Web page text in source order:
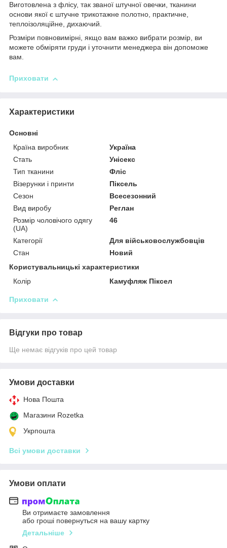
Виготовлена з флісу, так званої штучної овечки, тканини
основи якої є штучне трикотажне полотно, практичне,
теплоізоляційне, дихаючий.
Розміри повновимірні, якщо вам важко вибрати розмір, ви
можете обміряти груди і уточнити менеджера він допоможе
вам.
Приховати
Характеристики
Основні
Країна виробник
Україна
Стать
Унісекс
Тип тканини
Фліс
Візерунки і принти
Піксель
Сезон
Всесезонний
Вид виробу
Реглан
Розмір чоловічого одягу
(UA)
46
Категорії
Для військовослужбовців
Стан
Новий
Користувальницькі характеристики
Колір
Камуфляж Піксел
Приховати
Відгуки про товар
Ще немає відгуків про цей товар
Умови доставки
Нова Пошта
Магазини Rozetka
Укрпошта
Всі умови доставки
Умови оплати
Ви отримаєте замовлення
або гроші повернуться на вашу картку
Детальніше